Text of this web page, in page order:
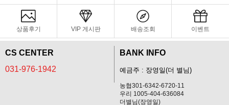
상품후기 VIP 게시판 배송조회 이벤트
CS CENTER
031-976-1942
BANK INFO
예금주 : 장영일(더 별님)
농협301-6342-6720-11
우리 1005-404-636084
더별님(장영일)